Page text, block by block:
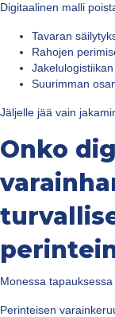
Digitaalinen malli
Tavaran
Rahojen
Jakelulogistiikan
Suurimman
Jäljelle jää vain
Onko
Monessa tapauksessa
Perinteisen